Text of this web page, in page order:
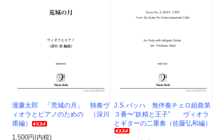
瀧廉太郎 「荒城の月」 独奏ヴ
ィオラとピアノのための （深川
甫編）
1,500円(内税)
J.S.バッハ 無伴奏チェロ組曲第
３番〜“妖精と王子” ヴィオラ
とギターの二重奏（佐藤弘和編）